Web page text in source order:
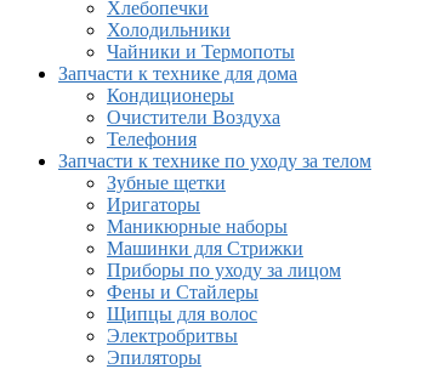
Хлебопечки
Холодильники
Чайники и Термопоты
Запчасти к технике для дома
Кондиционеры
Очистители Воздуха
Телефония
Запчасти к технике по уходу за телом
Зубные щетки
Иригаторы
Маникюрные наборы
Машинки для Стрижки
Приборы по уходу за лицом
Фены и Стайлеры
Щипцы для волос
Электробритвы
Эпиляторы